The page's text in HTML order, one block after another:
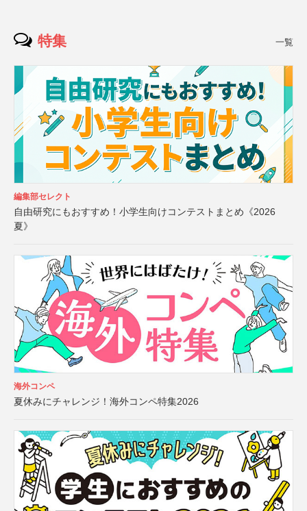
特集 一覧
編集部セレクト
自由研究にもおすすめ！小学生向けコンテストまとめ《2026
夏》
海外コンペ
夏休みにチャレンジ！海外コンペ特集2026